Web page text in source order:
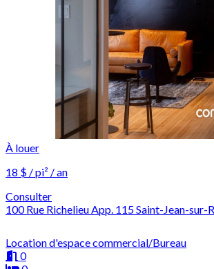
À louer
18 $ / pi² / an
Consulter
100 Rue Richelieu App. 115 Saint-Jean-sur-
Location d'espace commercial/Bureau
0